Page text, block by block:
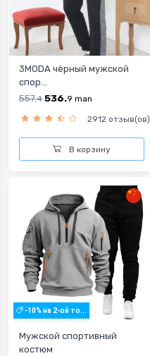
3MODA чёрный мужской
спор...
557.4 536.9 man
2912 отзыв(ов)
В корзину
-10% на 2-ой то...
Мужской спортивный
костюм